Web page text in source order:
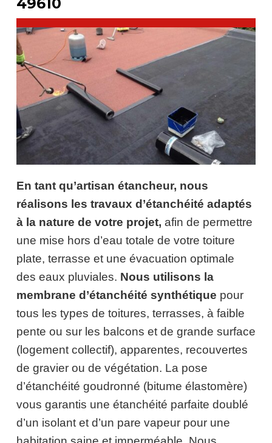
49610
En tant qu’artisan étancheur, nous
réalisons les travaux d’étanchéité adaptés
à la nature de votre projet, afin de permettre
une mise hors d’eau totale de votre toiture
plate, terrasse et une évacuation optimale
des eaux pluviales. Nous utilisons la
membrane d’étanchéité synthétique pour
tous les types de toitures, terrasses, à faible
pente ou sur les balcons et de grande surface
(logement collectif), apparentes, recouvertes
de gravier ou de végétation. La pose
d’étanchéité goudronné (bitume élastomère)
vous garantis une étanchéité parfaite doublé
d’un isolant et d’un pare vapeur pour une